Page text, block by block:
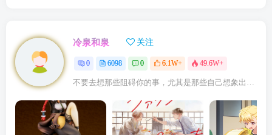
冷泉和泉 关注
0 6098 0 6.1W+ 49.6W+
不要去想那些阻碍你的事，尤其是那些自己想象出来的事